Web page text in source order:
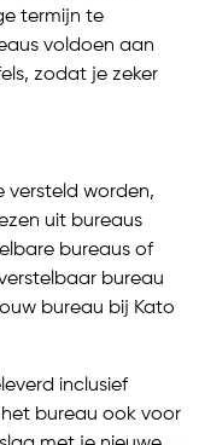
termijn te
voldoen aan
zodat je zeker
versteld worden,
uit bureaus
bureaus of
bureau
bureau bij Kato
inclusief
bureau ook voor